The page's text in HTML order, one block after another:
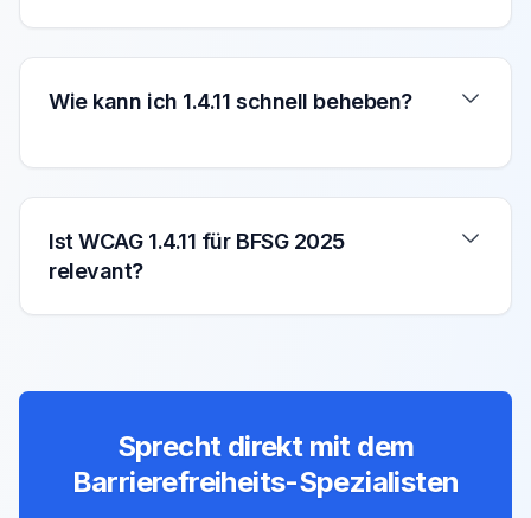
Wie kann ich 1.4.11 schnell beheben?
Ist WCAG 1.4.11 für BFSG 2025
relevant?
Sprecht direkt mit dem
Barrierefreiheits-Spezialisten